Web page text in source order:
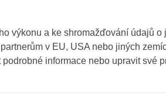
výkonu a ke shromažďování údajů o
v EU, USA nebo jiných
informace nebo upravit své